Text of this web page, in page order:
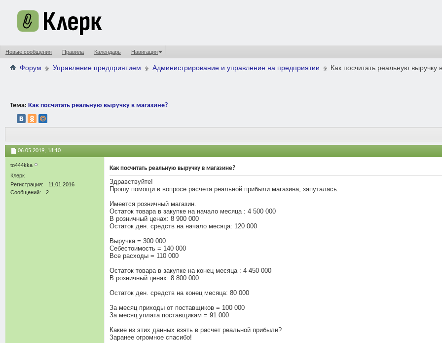
Новые сообщения Правила Календарь Навигация
Форум Управление предприятием Администрирование и управление на предприятии Как посчитать реальную выручку
Тема: Как посчитать реальную выручку в магазине?
06.05.2019, 18:10
to444kka
Клерк
Регистрация
11.01.2016
Сообщений
2
Как посчитать реальную выручку в магазине?
Здравствуйте!
Прошу помощи в вопросе расчета реальной прибыли магазина, запуталась.
Имеется розничный магазин.
Остаток товара в закупке на начало месяца : 4 500 000
В розничный ценах: 8 900 000
Остаток ден. средств на начало месяца: 120 000
Выручка = 300 000
Себестоимость = 140 000
Все расходы = 110 000
Остаток товара в закупке на конец месяца : 4 450 000
В розничный ценах: 8 800 000
Остаток ден. средств на конец месяца: 80 000
За месяц приходы от поставщиков = 100 000
За месяц уплата поставщикам = 91 000
Какие из этих данных взять в расчет реальной прибыли?
Заранее огромное спасибо!